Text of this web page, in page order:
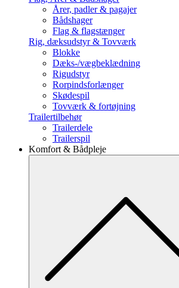
Årer, padler & pagajer
Bådshager
Flag & flagstænger
Rig, dæksudstyr & Tovværk
Blokke
Dæks-/vægbeklædning
Rigudstyr
Rorpindsforlænger
Skødespil
Tovværk & fortøjning
Trailertilbehør
Trailerdele
Trailerspil
Komfort & Bådpleje